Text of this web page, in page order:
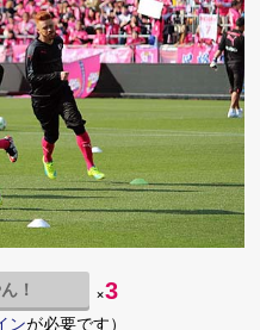
！ ×3
ンが必要です）